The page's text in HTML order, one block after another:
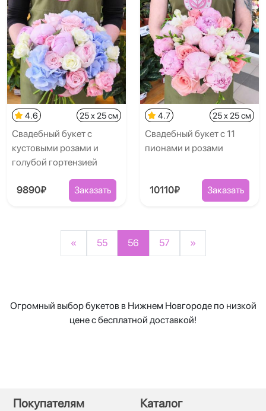
4.6 25 x 25 см
Свадебный букет с
кустовыми розами и
голубой гортензией
9890₽ Заказать
4.7 25 x 25 см
Свадебный букет с 11
пионами и розами
10110₽ Заказать
« 55 56 57 »
Огромный выбор букетов в Нижнем Новгороде по низкой
цене с бесплатной доставкой!
Покупателям Каталог